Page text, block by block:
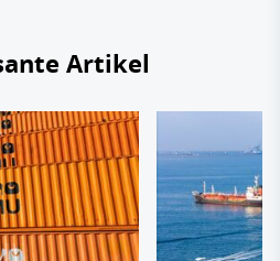
Artikel